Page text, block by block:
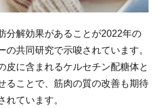
分解効果があることが2022年の
の共同研究で示唆されています。
皮に含まれるケルセチン配糖体と
ることで、筋肉の質の改善も期待
れています。